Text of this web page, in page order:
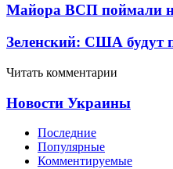
Майора ВСП поймали
Зеленский: США будут
Читать комментарии
Новости Украины
Последние
Популярные
Комментируемые